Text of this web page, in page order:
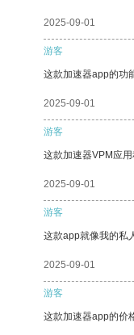
2025-09-01
游客
这款加速器app的功
2025-09-01
游客
这款加速器VPM应
2025-09-01
游客
这款app就像我的私
2025-09-01
游客
这款加速器app的价